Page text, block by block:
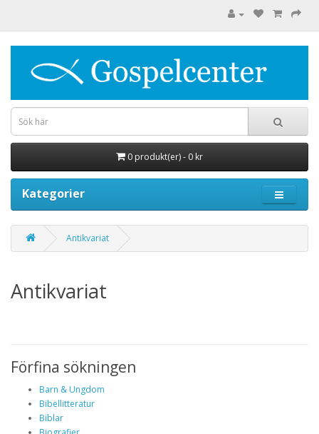
0 produkt(er) - 0 kr
Kategorier
Antikvariat
Antikvariat
Förfina sökningen
Barn & Ungdom
Bibellitteratur
Biblar